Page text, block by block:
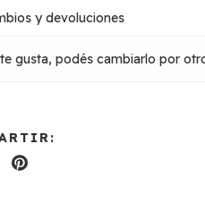
y devoluciones
gusta, podés cambiarlo por